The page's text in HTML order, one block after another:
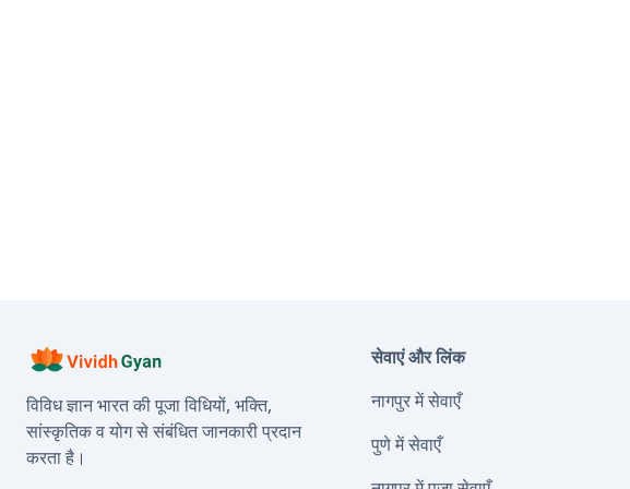
विविध ज्ञान भारत की पूजा विधियों, भक्ति,
सांस्कृतिक व योग से संबंधित जानकारी प्रदान
करता है।
सेवाएं और लिंक
नागपुर में सेवाएँ
पुणे में सेवाएँ